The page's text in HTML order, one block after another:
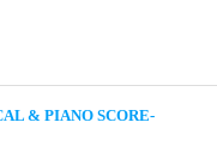
& PIANO SCORE-